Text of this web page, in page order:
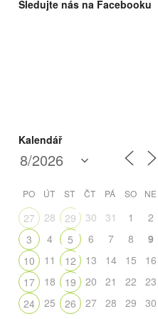
Sledujte nás na Facebooku
Kalendář
PO ÚT ST ČT PÁ SO NE
27 28 29 30 31 1
2
3
4 5 6 7 8
9
10
11 12 13 14 15
16
17
18 19 20 21 22
23
24
25 26 27 28 29
30